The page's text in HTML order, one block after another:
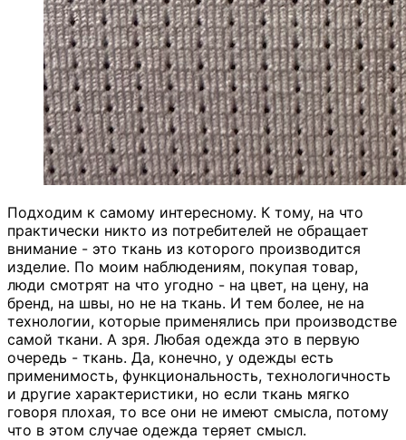
Подходим к самому интересному. К тому, на что
практически никто из потребителей не обращает
внимание - это ткань из которого производится
изделие. По моим наблюдениям, покупая товар,
люди смотрят на что угодно - на цвет, на цену, на
бренд, на швы, но не на ткань. И тем более, не на
технологии, которые применялись при производстве
самой ткани. А зря. Любая одежда это в первую
очередь - ткань. Да, конечно, у одежды есть
применимость, функциональность, технологичность
и другие характеристики, но если ткань мягко
говоря плохая, то все они не имеют смысла, потому
что в этом случае одежда теряет смысл.